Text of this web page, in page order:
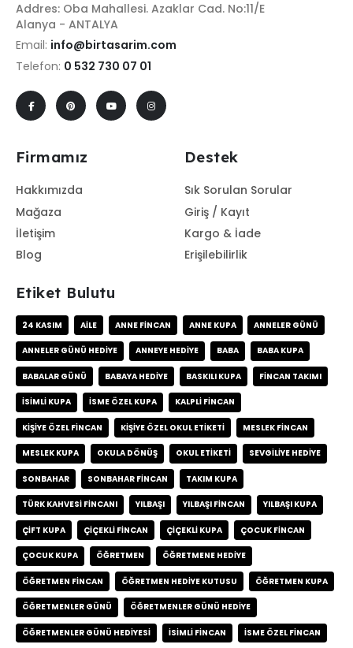
Addres: Oba Mahallesi. Azaklar Cad. No:11/E
Alanya - ANTALYA
Email: info@birtasarim.com
Telefon: 0 532 730 07 01
Firmamız
Hakkımızda
Mağaza
İletişim
Blog
Destek
Sık Sorulan Sorular
Giriş / Kayıt
Kargo & İade
Erişilebilirlik
Etiket Bulutu
24 KASIM AILE ANNE FINCAN ANNE KUPA ANNELER GÜNÜ
ANNELER GÜNÜ HEDIYE ANNEYE HEDIYE BABA BABA KUPA
BABALAR GÜNÜ BABAYA HEDIYE BASKILI KUPA FINCAN TAKIMI
ISIMLI KUPA ISME ÖZEL KUPA KALPLI FINCAN
KIŞIYE ÖZEL FINCAN KIŞIYE ÖZEL OKUL ETIKETI MESLEK FINCAN
MESLEK KUPA OKULA DÖNÜŞ OKUL ETIKETI SEVGILIYE HEDIYE
SONBAHAR SONBAHAR FINCAN TAKIM KUPA
TÜRK KAHVESI FINCANI YILBAŞI YILBAŞI FINCAN YILBAŞI KUPA
ÇIFT KUPA ÇIÇEKLI FINCAN ÇIÇEKLI KUPA ÇOCUK FINCAN
ÇOCUK KUPA ÖĞRETMEN ÖĞRETMENE HEDIYE
ÖĞRETMEN FINCAN ÖĞRETMEN HEDIYE KUTUSU ÖĞRETMEN KUPA
ÖĞRETMENLER GÜNÜ ÖĞRETMENLER GÜNÜ HEDIYE
ÖĞRETMENLER GÜNÜ HEDIYESI İSIMLI FINCAN İSME ÖZEL FINCAN